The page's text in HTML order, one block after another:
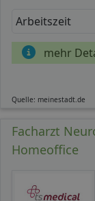
Arbeitszeit
mehr
Quelle: meinestadt.de
Facharzt
Homeoffice